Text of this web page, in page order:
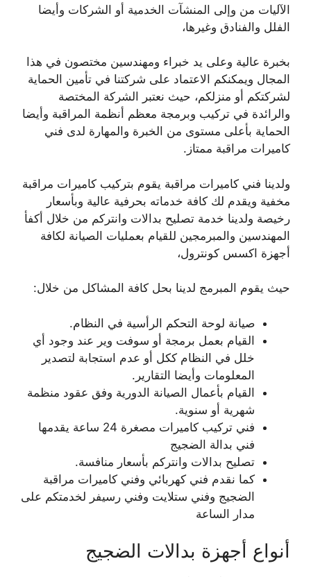
الآليات من وإلى المنشآت الخدمية أو الشركات وأيضا
الفلل والفنادق وغيرها،
بخبرة عالية وعلى يد خبراء ومهندسين مختصون في هذا
المجال ويمكنكم الاعتماد على شركتنا في تأمين الحماية
لشركتكم أو منزلكم، حيث نعتبر الشركة المختصة
والرائدة في تركيب وبرمجة معظم أنظمة المراقبة وأيضا
الحماية بأعلى مستوى من الخبرة والمهارة لدى فني
كاميرات مراقبة ممتاز.
ولدينا فني كاميرات مراقبة يقوم بتركيب كاميرات مراقبة
مخفية ويقدم لك كافة خدماته بحرفية عالية وبأسعار
رخيصة ولدينا خدمة تصليح بدالات وانتركم من خلال أكفأ
المهندسين والمبرمجين للقيام بعمليات الصيانة لكافة
أجهزة اكسس كونترول،
حيث يقوم المبرمج لدينا بحل كافة المشاكل من خلال:
صيانة لوحة التحكم الرأسية في النظام.
القيام بعمل برمجة أو سوفت وير عند وجود أي
خلل في النظام ككل أو عدم استجابة لتصدير
المعلومات وأيضا التقارير.
القيام بأعمال الصيانة الدورية وفق عقود منظمة
شهرية أو سنوية.
فني تركيب كاميرات مصغرة 24 ساعة يقدمها
فني بدالة الضجيج
تصليح بدالات وانتركم بأسعار منافسة.
كما نقدم فني كهربائي وفني كاميرات مراقبة
الضجيج وفني ستلايت وفني رسيفر لخدمتكم على
مدار الساعة
أنواع أجهزة بدالات الضجيج